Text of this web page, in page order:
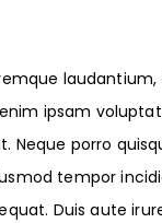
ipsam
porro
tempor
Duis aute